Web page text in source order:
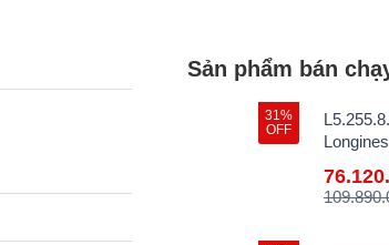
Sản phẩm bán
31%
OFF